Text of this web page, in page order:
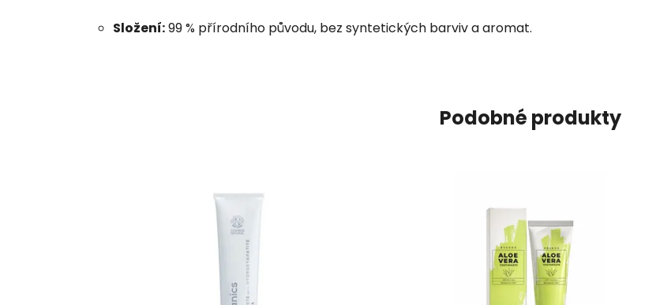
Složení:99 % přírodního původu, bez syntetických barviv a aromat.
Podobné produkty